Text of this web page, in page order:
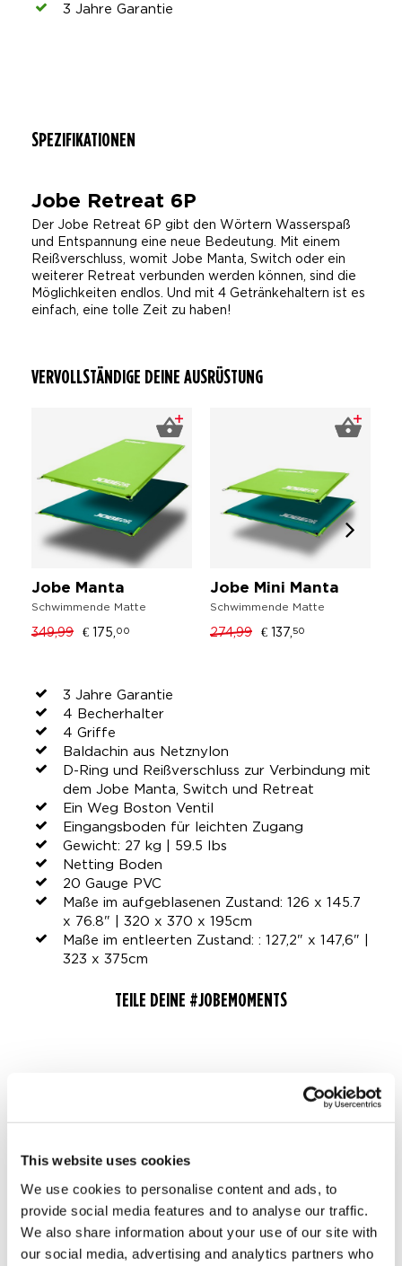
This website uses cookies
We use cookies to personalise content and ads, to
provide social media features and to analyse our traffic.
We also share information about your use of our site with
our social media, advertising and analytics partners who
3 Jahre Garantie
SPEZIFIKATIONEN
Jobe Retreat 6P
Der Jobe Retreat 6P gibt den Wörtern Wasserspaß
und Entspannung eine neue Bedeutung. Mit einem
Reißverschluss, womit Jobe Manta, Switch oder ein
weiterer Retreat verbunden werden können, sind die
Möglichkeiten endlos. Und mit 4 Getränkehaltern ist es
einfach, eine tolle Zeit zu haben!
VERVOLLSTÄNDIGE DEINE AUSRÜSTUNG
Jobe Manta
Schwimmende Matte
349,99 € 175, 00
Jobe Mini Manta
Schwimmende Matte
274,99 € 137, 50
3 Jahre Garantie
4 Becherhalter
4 Griffe
Baldachin aus Netznylon
D-Ring und Reißverschluss zur Verbindung mit
dem Jobe Manta, Switch und Retreat
Ein Weg Boston Ventil
Eingangsboden für leichten Zugang
Gewicht: 27 kg | 59.5 Ibs
Netting Boden
20 Gauge PVC
Maße im aufgeblasenen Zustand: 126 x 145.7
x 76.8" | 320 x 370 x 195cm
Maße im entleerten Zustand: : 127,2" x 147,6" |
323 x 375cm
TEILE DEINE #JOBEMOMENTS